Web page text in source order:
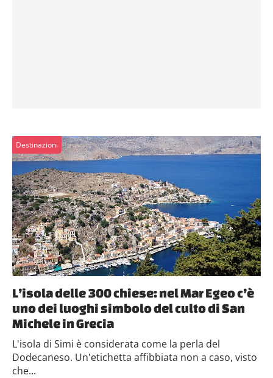
Destinazioni
L’isola delle 300 chiese: nel Mar Egeo c’è
uno dei luoghi simbolo del culto di San
Michele in Grecia
L'isola di Simi è considerata come la perla del
Dodecaneso. Un'etichetta affibbiata non a caso, visto
che...